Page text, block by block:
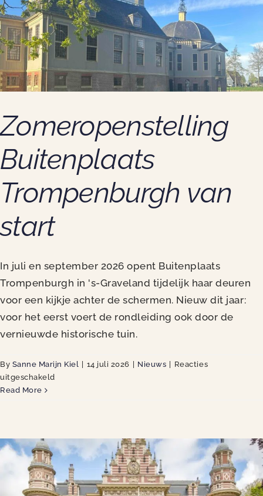
Nieuws
Contact
Zomeropenstelling
Buitenplaats
Trompenburgh van
start
In juli en september 2026 opent Buitenplaats
Trompenburgh in 's-Graveland tijdelijk haar deuren
voor een kijkje achter de schermen. Nieuw dit jaar:
voor het eerst voert de rondleiding ook door de
vernieuwde historische tuin.
By Sanne Marijn Kiel 14 juli 2026 Nieuws
Reacties
uitgeschakeldvoor
start
Read More